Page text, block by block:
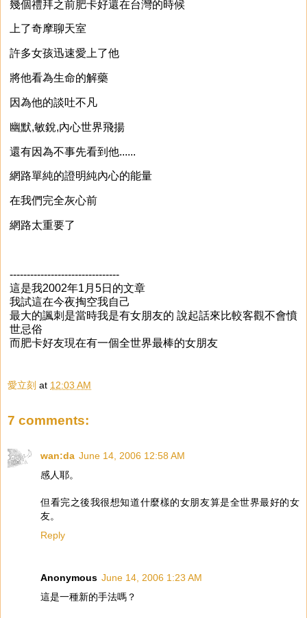
幾個禮拜之前肥卡好還在台灣的時候
上了奇摩聊天室
許多女孩迅速愛上了他
將他看為生命的解藥
因為他的談吐不凡
幽默,敏銳,內心世界飛揚
還有因為不事先看到他......
網路單純的證明純內心的能量
在我們完全灰心前
網路太重要了
--------------------------------
這是我2002年1月5日的文章
我試這在今夜掏空我自己
最大的諷刺是當時我是有女朋友的 說起話來比較客觀不會憤
世忌俗
而肥卡好友現在有一個全世界最棒的女朋友
愛立刻 at 12:03 AM
7 comments:
wan:da June 14, 2006 12:58 AM
感人耶。
但看完之後我很想知道什麼樣的女朋友算是全世界最好的女
友。
Reply
Anonymous June 14, 2006 1:23 AM
這是一種新的手法嗎？